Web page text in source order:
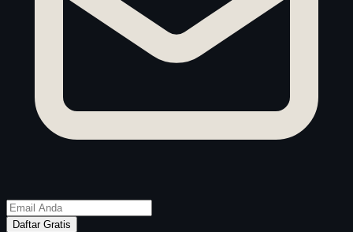
Daftar Gratis